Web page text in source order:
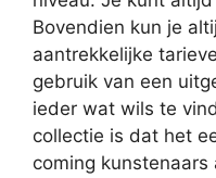
Bovendien kun je
aantrekkelijke
gebruik van een
ieder wat wils te
collectie is dat het
coming